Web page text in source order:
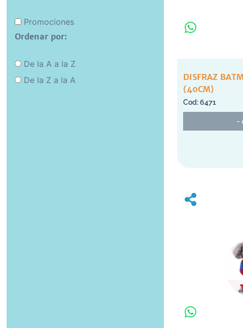
Promociones
Ordenar por:
De la A a la Z
De la Z a la A
DISFRAZ
(40CM)
6471
-